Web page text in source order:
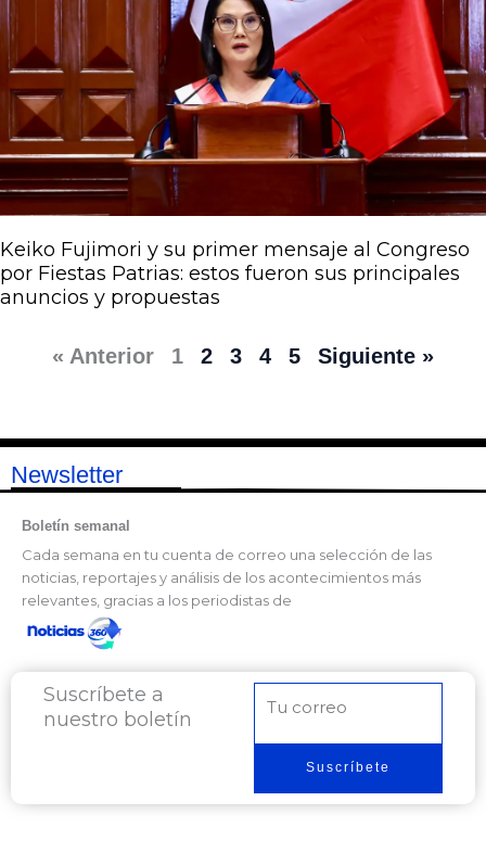
Keiko Fujimori y su primer mensaje al Congreso
por Fiestas Patrias: estos fueron sus principales
anuncios y propuestas
« Anterior 1 2 3 4 5 Siguiente »
Newsletter
Boletín semanal
Cada semana en tu cuenta de correo una selección de las
noticias, reportajes y análisis de los acontecimientos más
relevantes, gracias a los periodistas de
Suscríbete a
nuestro boletín
electrónico
Suscríbete